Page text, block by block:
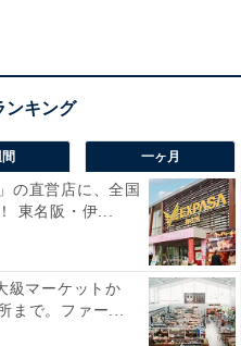
一ヶ月
の直営店に、全国
東名阪・伊...
級マーケットか
まで。ファー...